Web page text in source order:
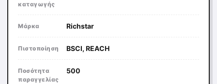
καταγωγής
Μάρκα Richstar
Πιστοποίηση BSCI, REACH
Ποσότητα
παραγγελίας
500